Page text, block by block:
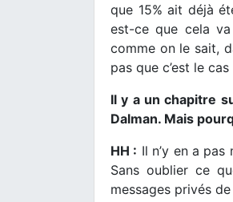
que 15% ait déjà
est-ce que cela
comme on le sait,
pas que c’est le
Il y a un chapitre
Dalman. Mais
HH : Il n’y en a
Sans oublier ce
messages privés